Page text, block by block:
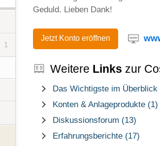
1
Geduld. Lieben Dank!
Jetzt Konto eröffnen
Weitere Links zur
Das Wichtigste im Überblick
Konten & Anlageprodukte (1)
Diskussionsforum (13)
Erfahrungsberichte (17)